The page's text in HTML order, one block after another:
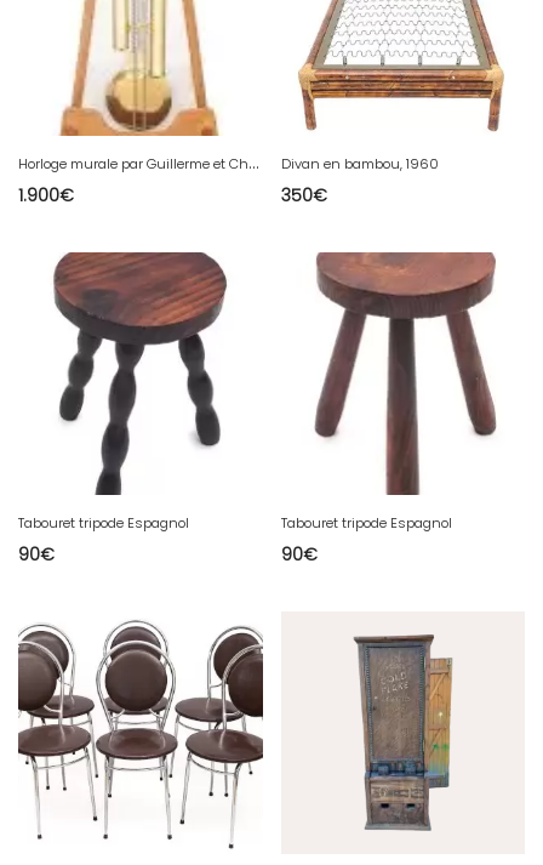
H
orloge murale par Guillerme et Chambron
1.900€
Divan en bambou, 1960
350€
Tabouret tripode Espagnol
90€
Tabouret tripode Espagnol
90€